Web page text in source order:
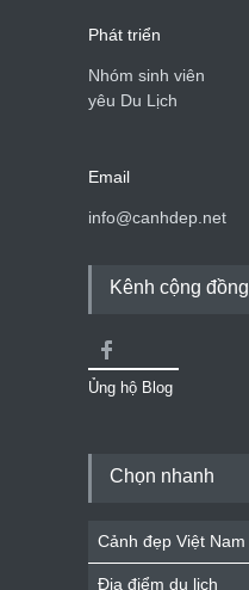
Phát triển
Nhóm sinh viên
yêu Du Lịch
Email
info@canhdep.net
Kênh cộng đồng
Ủng hộ Blog
Chọn nhanh
Cảnh đẹp Việt Nam
Địa điểm du lịch